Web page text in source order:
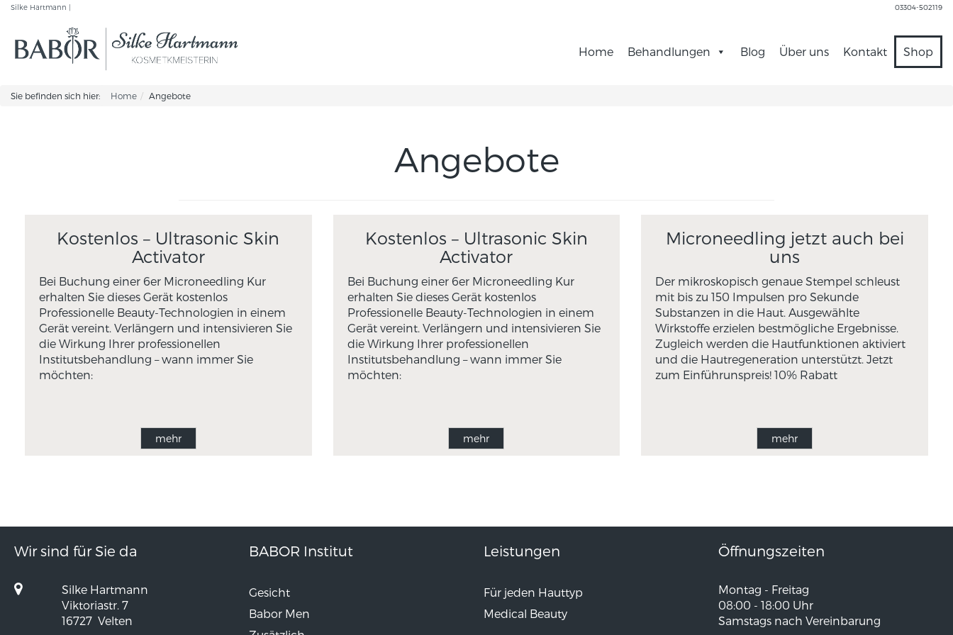
Silke Hartmann | 03304-502119
Home Behandlungen Blog Über uns Kontakt Shop
Sie befinden sich hier: Home Angebote
Angebote
Kostenlos – Ultrasonic Skin
Activator
Bei Buchung einer 6er Microneedling Kur
erhalten Sie dieses Gerät kostenlos
Professionelle Beauty-Technologien in einem
Gerät vereint. Verlängern und intensivieren Sie
die Wirkung Ihrer professionellen
Institutsbehandlung – wann immer Sie
möchten:
mehr
Kostenlos – Ultrasonic Skin
Activator
Bei Buchung einer 6er Microneedling Kur
erhalten Sie dieses Gerät kostenlos
Professionelle Beauty-Technologien in einem
Gerät vereint. Verlängern und intensivieren Sie
die Wirkung Ihrer professionellen
Institutsbehandlung – wann immer Sie
möchten:
mehr
Microneedling jetzt auch bei
uns
Der mikroskopisch genaue Stempel schleust
mit bis zu 150 Impulsen pro Sekunde
Substanzen in die Haut. Ausgewählte
Wirkstoffe erzielen bestmögliche Ergebnisse.
Zugleich werden die Hautfunktionen aktiviert
und die Hautregeneration unterstützt. Jetzt
zum Einführunspreis! 10% Rabatt
mehr
Wir sind für Sie da
Silke Hartmann
Viktoriastr. 7
16727 Velten
BABOR Institut
Gesicht
Babor Men
Leistungen
Für jeden Hauttyp
Medical Beauty
Öffnungszeiten
Montag - Freitag
08:00 - 18:00 Uhr
Samstags nach Vereinbarung